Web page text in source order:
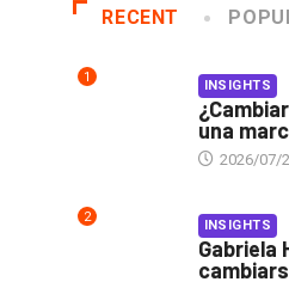
RECENT
1 INSIGHTS
una
2026/07/
2 INSIGHTS
Gabriela